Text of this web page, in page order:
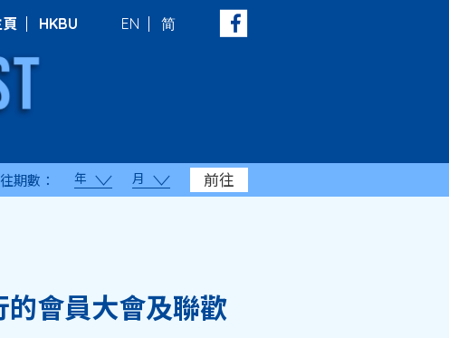
HKBU EN 简
期數： 年 月 前往
會員大會及聯歡